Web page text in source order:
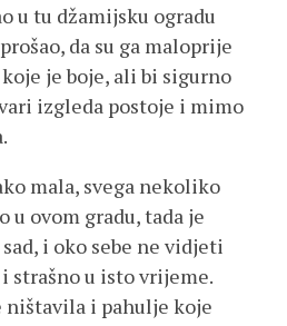
u tu džamijsku ogradu
da su ga maloprije
je boje, ali bi sigurno
izgleda postoje i mimo
mala, svega nekoliko
u ovom gradu, tada je
i oko sebe ne vidjeti
strašno u isto vrijeme.
ništavila i pahulje koje